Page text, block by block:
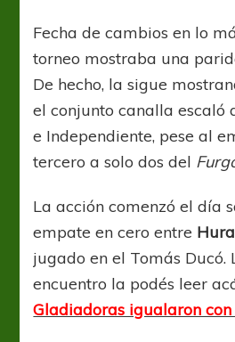
Fecha de cambios en lo
torneo mostraba una
De hecho, la sigue
el conjunto canalla escaló
e Independiente, pese al
tercero a solo dos del
La acción comenzó el día
empate en cero entre
jugado en el Tomás Ducó.
encuentro la podés leer
Gladiadoras igualaron